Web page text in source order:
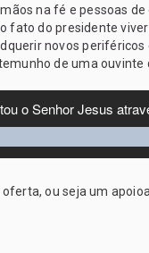
na fé e pessoas
fato do presidente
novos
de uma ouvinte
ou seja um